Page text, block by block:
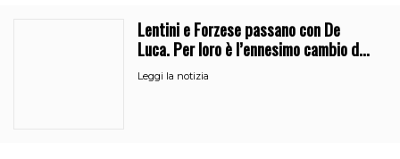
Lentini e Forzese passano con De
Luca. Per loro è l’ennesimo cambio di
partito
Leggi la notizia